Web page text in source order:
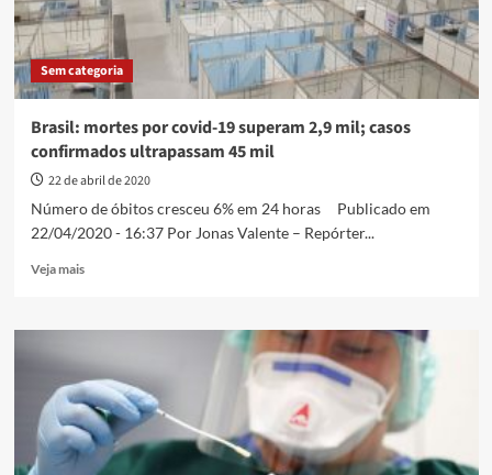
em
24
horas
Sem categoria
Brasil: mortes por covid-19 superam 2,9 mil; casos
confirmados ultrapassam 45 mil
22 de abril de 2020
Número de óbitos cresceu 6% em 24 horas Publicado em
22/04/2020 - 16:37 Por Jonas Valente – Repórter...
Veja maisRead
Brasil:
covid-
19
superam
2,9